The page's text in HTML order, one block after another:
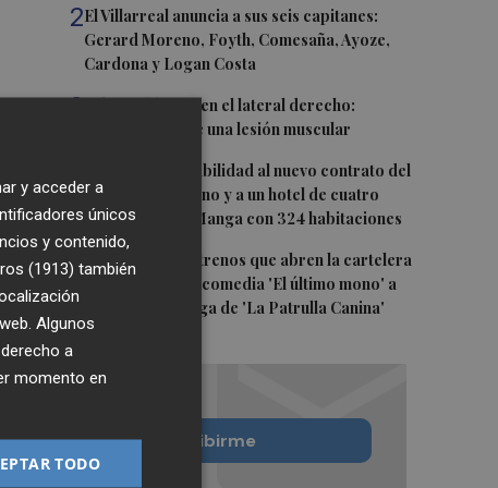
2El Villarreal anuncia a sus seis capitanes:
Gerard Moreno, Foyth, Comesaña, Ayoze,
Cardona y Logan Costa
3Más problemas en el lateral derecho:
Monferrer sufre una lesión muscular
San Javier da viabilidad al nuevo contrato del
transporte urbano y a un hotel de cuatro
estrellas en La Manga con 324 habitaciones
5 Estos son los estrenos que abren la cartelera
en agosto: de la comedia 'El último mono' a
una nueva entrega de 'La Patrulla Canina'
Quiero suscribirme
y acceder a
únicos
y contenido,
(1913) también
Algunos
a
momento en
TODO